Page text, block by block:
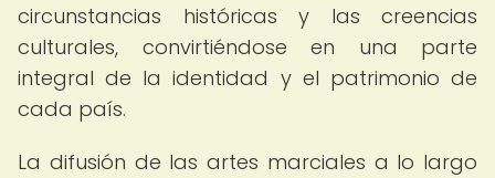
circunstancias históricas y las creencias
culturales, convirtiéndose en una parte
integral de la identidad y el patrimonio de
cada país.
La difusión de las artes marciales a lo largo